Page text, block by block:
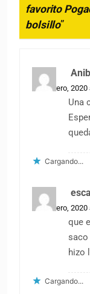
favorito
bolsillo”
25 febrero,
Una
Cargando...
25 febrero,
que
saco
hizo
Cargando...